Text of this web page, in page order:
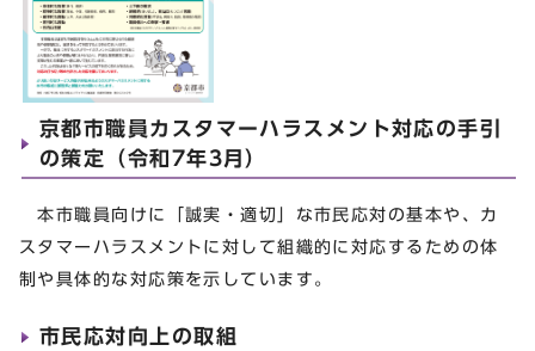
京都市職員カスタマーハラスメント対応の手引
の策定（令和7年3月）
本市職員向けに「誠実・適切」な市民応対の基本や、カ
スタマーハラスメントに対して組織的に対応するための体
制や具体的な対応策を示しています。
市民応対向上の取組